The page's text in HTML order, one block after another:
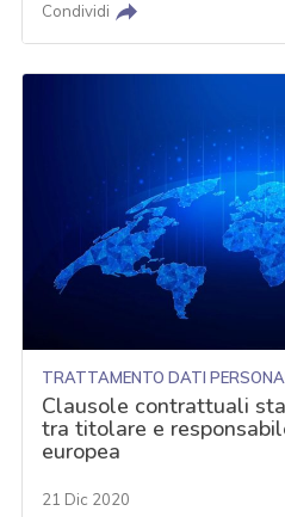
Condividi
TRATTAMENTO DATI
Clausole contrattuali
tra titolare e
europea
21 Dic 2020